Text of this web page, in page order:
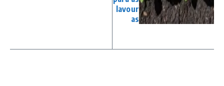
lavour
as